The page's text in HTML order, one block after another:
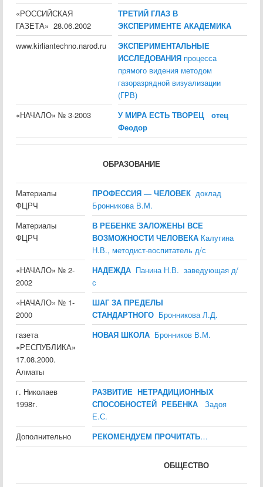
«РОССИЙСКАЯ
ГАЗЕТА» 28.06.2002
ТРЕТИЙ ГЛАЗ В
ЭКСПЕРИМЕНТЕ АКАДЕМИКА
www.kirliantechno.narod.ru
ЭКСПЕРИМЕНТАЛЬНЫЕ
ИССЛЕДОВАНИЯпроцесса
прямого видения методом
газоразрядной визуализации
(ГРВ)
«НАЧАЛО» № 3-2003
У МИРА ЕСТЬ ТВОРЕЦ отец
Феодор
ОБРАЗОВАНИЕ
Материалы
ФЦРЧ
ПРОФЕССИЯ — ЧЕЛОВЕК доклад
Бронникова В.М.
Материалы
ФЦРЧ
В РЕБЕНКЕ ЗАЛОЖЕНЫ ВСЕ
ВОЗМОЖНОСТИ ЧЕЛОВЕКА Калугина
Н.В., методист-воспитатель д/с
«НАЧАЛО» № 2-
2002
НАДЕЖДА Панина Н.В. заведующая д/
с
«НАЧАЛО» № 1-
2000
ШАГ ЗА ПРЕДЕЛЫ
СТАНДАРТНОГО Бронникова Л.Д.
газета
«РЕСПУБЛИКА»
17.08.2000.
Алматы
НОВАЯ ШКОЛА Бронников В.М.
г. Николаев
1998г.
РАЗВИТИЕ НЕТРАДИЦИОННЫХ
СПОСОБНОСТЕЙ РЕБЕНКА
Задоя
Е.С.
Дополнительно
РЕКОМЕНДУЕМ ПРОЧИТАТЬ…
ОБЩЕСТВО